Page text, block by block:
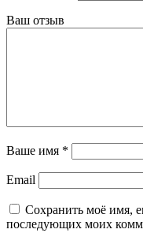
Ваш отзыв
Ваше имя *
Email
Сохранить моё имя,
последующих моих